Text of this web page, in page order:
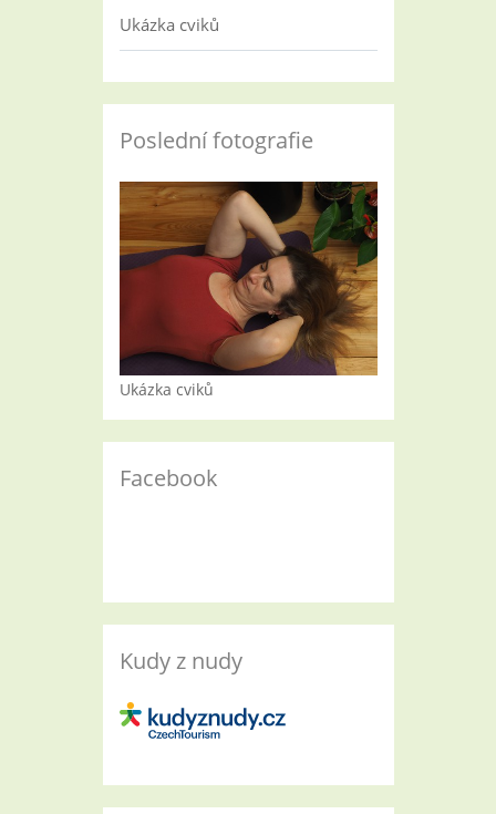
Ukázka cviků
Poslední fotografie
Ukázka cviků
Facebook
Kudy z nudy